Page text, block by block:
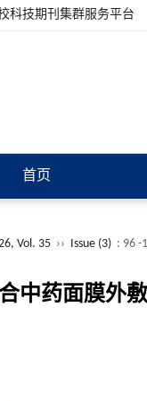
科技期刊集群服务平台
首页
Vol. 35 ›› Issue (3) : 96 -
中药面膜外